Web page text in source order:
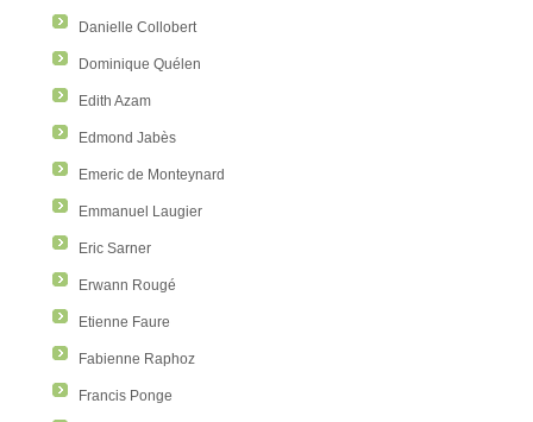
Danielle Collobert
Dominique Quélen
Edith Azam
Edmond Jabès
Emeric de Monteynard
Emmanuel Laugier
Eric Sarner
Erwann Rougé
Etienne Faure
Fabienne Raphoz
Francis Ponge